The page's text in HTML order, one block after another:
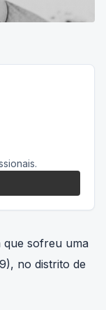
que sofreu uma
no distrito de